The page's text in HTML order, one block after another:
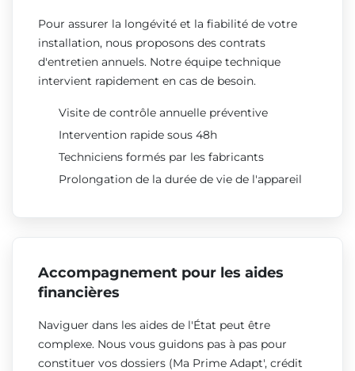
Pour assurer la longévité et la fiabilité de votre
installation, nous proposons des contrats
d'entretien annuels. Notre équipe technique
intervient rapidement en cas de besoin.
Visite de contrôle annuelle préventive
Intervention rapide sous 48h
Techniciens formés par les fabricants
Prolongation de la durée de vie de l'appareil
Accompagnement pour les aides
financières
Naviguer dans les aides de l'État peut être
complexe. Nous vous guidons pas à pas pour
constituer vos dossiers (Ma Prime Adapt', crédit